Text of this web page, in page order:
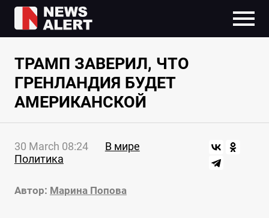
ТРАМП ЗАВЕРИЛ, ЧТО
ГРЕНЛАНДИЯ БУДЕТ
АМЕРИКАНСКОЙ
30 March 08:24
В мире
Политика
Автор: Марина Попова